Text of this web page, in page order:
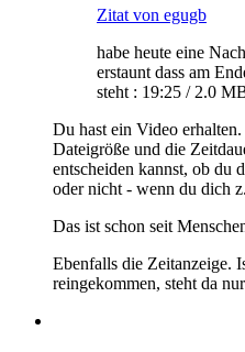
Zitat von egugb
habe heute eine
erstaunt dass am
steht : 19:25 / 2.0
Du hast ein Video
Dateigröße und die
entscheiden kannst, ob du
oder nicht - wenn du dich
Das ist schon seit
Ebenfalls die Zeitanzeige.
reingekommen, steht da